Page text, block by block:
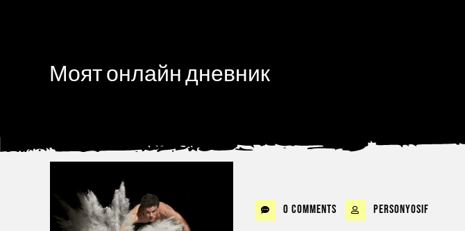
Моят онлайн дневник
0 Comments personyosif